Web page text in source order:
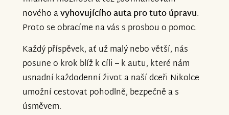
nového avyhovujícího auta pro tuto úpravu.
Proto se obracíme na vás s prosbou o pomoc.
Každý příspěvek, ať už malý nebo větší, nás
posune o krok blíž k cíli – k autu, které nám
usnadní každodenní život a naší dceři Nikolce
umožní cestovat pohodlně, bezpečně a s
úsměvem.